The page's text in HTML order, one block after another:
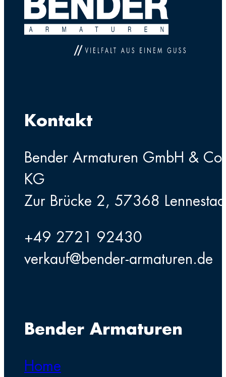
Kontakt
Bender Armaturen GmbH & Co.
KG
Zur Brücke 2, 57368
+49 2721 92430
verkauf@bender-armaturen.de
Bender Armaturen
Home